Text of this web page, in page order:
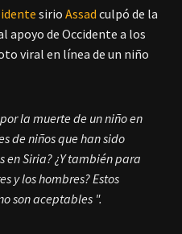
sirio Assad culpó de la
apoyo de Occidente a los
viral en línea de un niño
la muerte de un niño en
de niños que han sido
en Siria? ¿Y también para
y los hombres? Estos
son aceptables ".